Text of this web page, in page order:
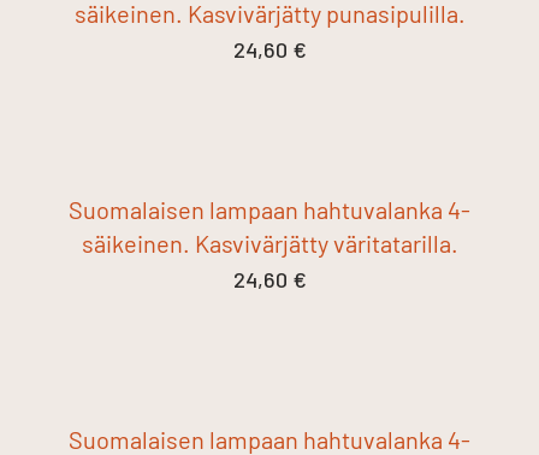
säikeinen. Kasvivärjätty punasipulilla.
24,60 €
Suomalaisen lampaan hahtuvalanka 4-
säikeinen. Kasvivärjätty väritatarilla.
24,60 €
Suomalaisen lampaan hahtuvalanka 4-